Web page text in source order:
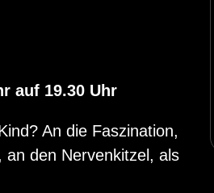
auf 19.30 Uhr
An die Faszination,
an den Nervenkitzel, als